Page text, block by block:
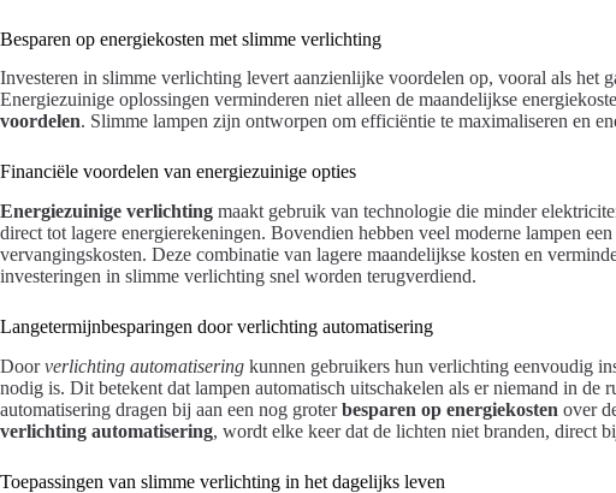
Besparen op energiekosten met slimme verlichting
Investeren in slimme verlichting levert aanzienlijke voordelen op, vooral als het
Energiezuinige oplossingen verminderen niet alleen de maandelijkse
voordelen. Slimme lampen zijn ontworpen om efficiëntie te maximaliseren en
Financiële voordelen van energiezuinige opties
Energiezuinige verlichting maakt gebruik van technologie die minder
direct tot lagere energierekeningen. Bovendien hebben veel moderne lampen
vervangingskosten. Deze combinatie van lagere maandelijkse kosten en
investeringen in slimme verlichting snel worden terugverdiend.
Langetermijnbesparingen door verlichting automatisering
Doorverlichting automatisering kunnen gebruikers hun verlichting eenvoudig
nodig is. Dit betekent dat lampen automatisch uitschakelen als er niemand in de
automatisering dragen bij aan een nog groterbesparen op energiekosten over
verlichting automatisering, wordt elke keer dat de lichten niet branden, direct
Toepassingen van slimme verlichting in het dagelijks leven